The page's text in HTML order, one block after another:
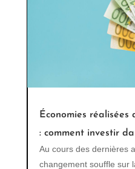
Économies
: comment investir
Au cours des dernières
changement souffle sur